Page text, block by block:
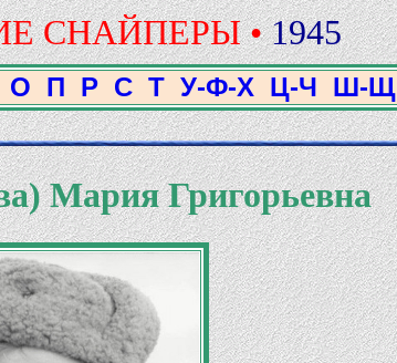
СНАЙПЕРЫ • 1945
О П Р С Т У-Ф-Х Ц-Ч Ш-Щ
Мария Григорьевна